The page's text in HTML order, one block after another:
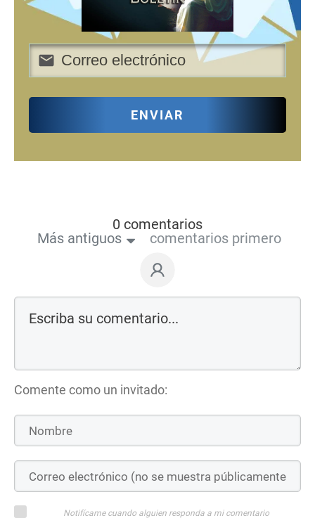
ENVIAR
0 comentarios
Más antiguos
comentarios primero
Comente como un invitado:
Notifícame cuando alguien responda a mi comentario